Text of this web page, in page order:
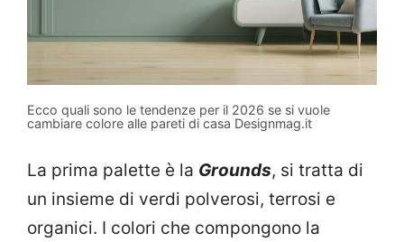
Ecco quali sono le tendenze per il 2026 se si vuole
cambiare colore alle pareti di casa Designmag.it
La prima palette è la Grounds, si tratta di
un insieme di verdi polverosi, terrosi e
organici. I colori che compongono la